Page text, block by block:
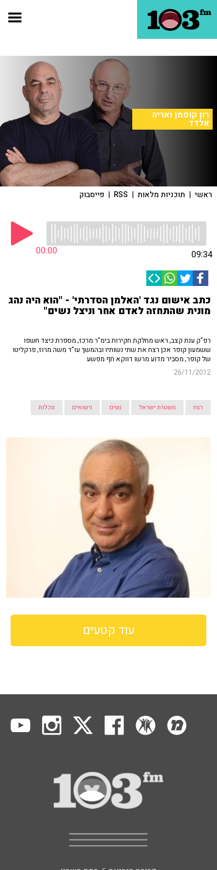
רון קופמן ואריה
אלדד
ראשי | תוכניות מלאות |
RSS
| פייסבוק
00:00 09:34
כתב אישום נגד 'האלמן הסדרתי' - "הוא היה נהג
מונית שהתחזה לאדם אחר וניצל נשים"
רפ"ק ענת קצב, ראש מחלקת חקירות בימ"ר מרכז, מספרת כיצד חשפו
ששמעון קופר אכן רצח את שתי נשותיו ובהמשך עו"ד משה מרוז, פרקליטו
של קופר, מסביר מדוע מרשו דווקא חף מפשע
26/11/2012
רצח משטרת ישראל נשים נישואים נוכלות
עוד קטעים